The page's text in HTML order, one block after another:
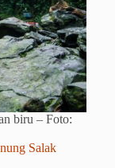
biru – Foto:
Salak